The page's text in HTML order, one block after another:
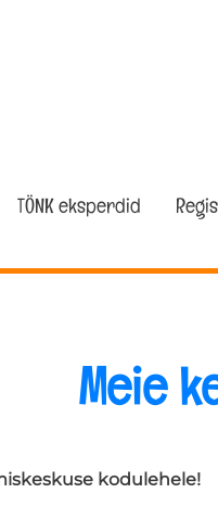
TÖNK eksperdid
Meie
kodulehele!